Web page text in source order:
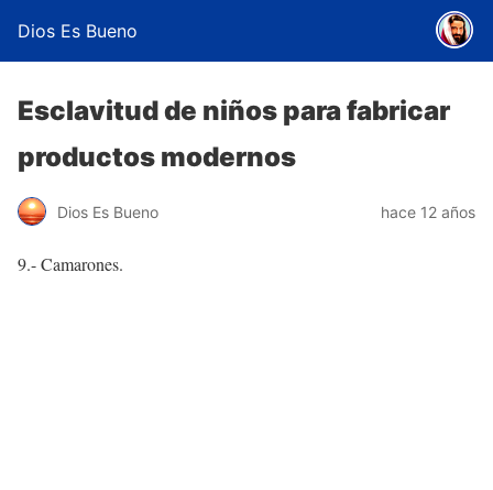
Dios Es Bueno
Esclavitud de niños para fabricar
productos modernos
Dios Es Bueno hace 12 años
9.- Camarones.